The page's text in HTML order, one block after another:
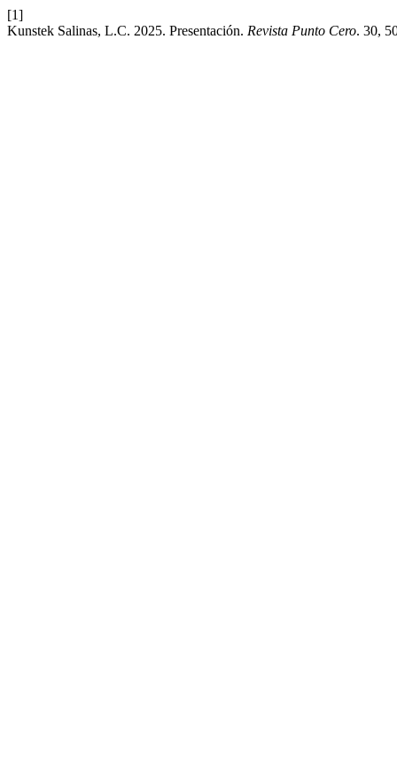
[1]
Kunstek Salinas, L.C. 2025. Presentación. Revista Punto Cero. 30,